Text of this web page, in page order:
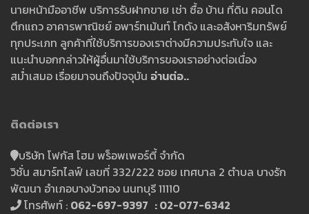
นายหน้ามืออาชีพ บริการรับฝากขาย เช่า ซื้อ บ้าน ที่ดิน คอนโด
ตึกแถว อาคารพาณิชย์ อพาร์ทเม้นท์ โกดัง และอสังหาริมทรัพย์
ทุกประเภท ลูกค้าที่ใช้บริการของเราต่างมีความประทับใจ และ
แนะนำบอกกล่าวให้ผู้อื่นมาใช้บริการของเราอย่างต่อเนื่อง
สม่ำเสมอ เรื่อยมาจนถึงปัจจุบัน อ่านต่อ..
ติดต่อเรา
บริษัท โฟกัส โฮม พร็อพเพอร์ตี้ จำกัด
วิชั่น สมาร์ทไลฟ์ เลขที่ 332/222 ซอย เทศบาล 2 ตำบล บางรัก
พัฒนา อำเภอบางบัวทอง นนทบุรี 11110
โทรศัพท์ : 062-697-9397 : 02-077-6342